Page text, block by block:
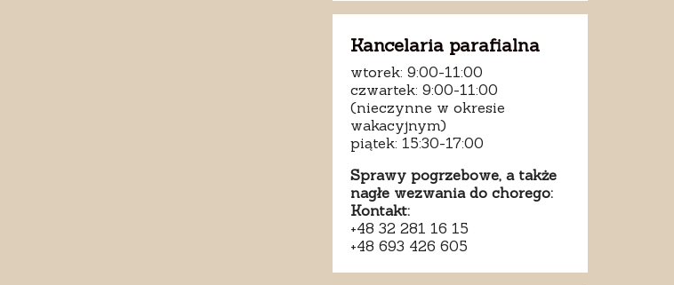
Kancelaria parafialna
wtorek: 9:00-11:00
czwartek: 9:00-11:00
(nieczynne w okresie
wakacyjnym)
piątek: 15:30-17:00
Sprawy pogrzebowe, a także
nagłe wezwania do chorego:
Kontakt:
+48 32 281 16 15
+48 693 426 605